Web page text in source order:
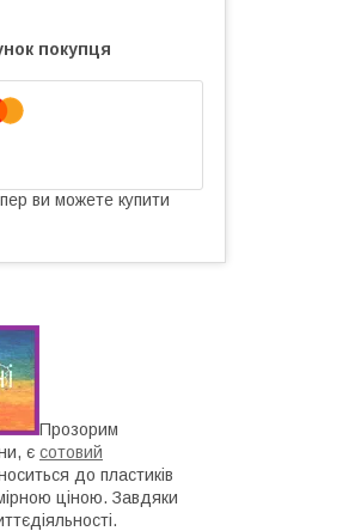
покупця
ви можете купити
Прозорим
є сотовий
до пластиків
ціною. Завдяки